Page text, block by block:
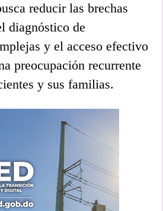
reducir las brechas
diagnóstico de
y el acceso efectivo
preocupación recurrente
y sus familias.